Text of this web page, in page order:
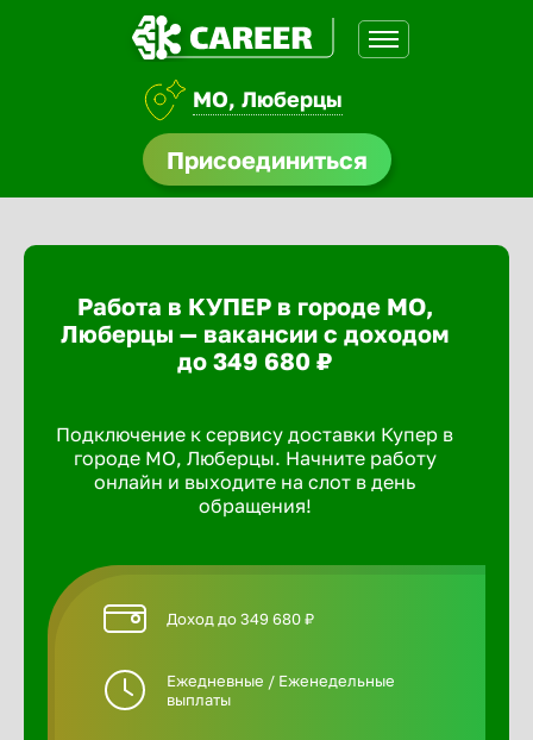
МО, Люберцы
Присоединиться
Работа в КУПЕР в городе МО,
Люберцы — вакансии с доходом
до 349 680 ₽
Подключение к сервису доставки Купер в
городе МО, Люберцы. Начните работу
онлайн и выходите на слот в день
обращения!
Доход до 349 680 ₽
Ежедневные / Еженедельные
выплаты